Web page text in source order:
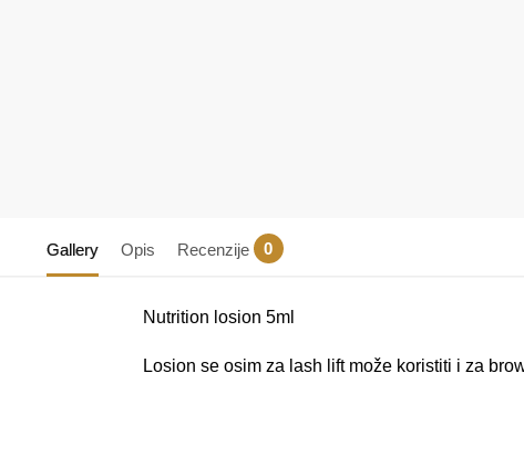
Gallery Opis Recenzije 0
Nutrition losion 5ml
Losion se osim za ash lift može koristiti i za